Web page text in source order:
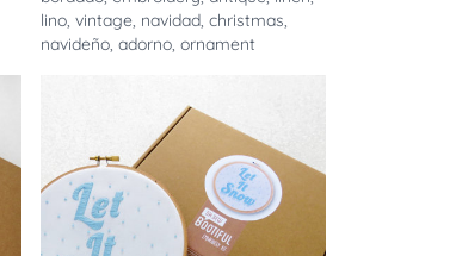
lino,vintage, navidad,christmas,
navideño,adorno,ornament